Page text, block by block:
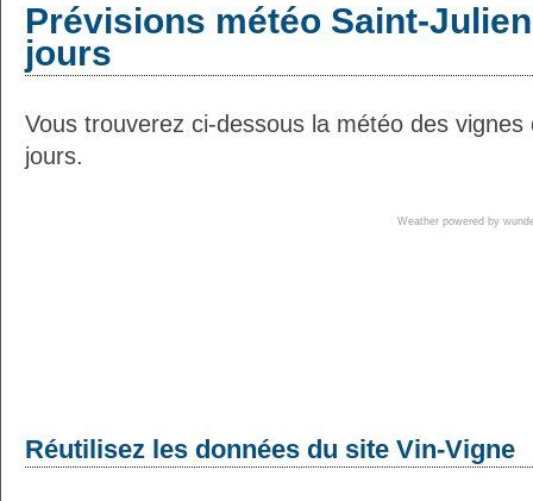
Prévisions météo Saint-
jours
Vous trouverez ci-dessous la météo des
jours.
Weather powered by
Réutilisez les données du site Vin-Vigne